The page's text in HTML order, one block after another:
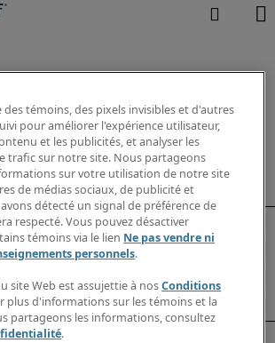
des témoins, des pixels invisibles et d'autres
pour améliorer l'expérience utilisateur,
et les publicités, et analyser les
trafic sur notre site. Nous partageons
sur votre utilisation de notre site
de médias sociaux, de publicité et
détecté un signal de préférence de
respecté. Vous pouvez désactiver
témoins via le lien Ne pas vendre ni
personnels.
site Web est assujettie à nosConditions
plus d'informations sur les témoins et la
partageons les informations, consultez
.